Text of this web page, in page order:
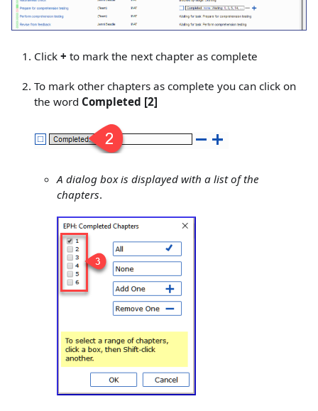
Click + to mark the next chapter as complete
To mark other chapters as complete you can click on
the word Completed [2]
A dialog box is displayed with a list of the
chapters.